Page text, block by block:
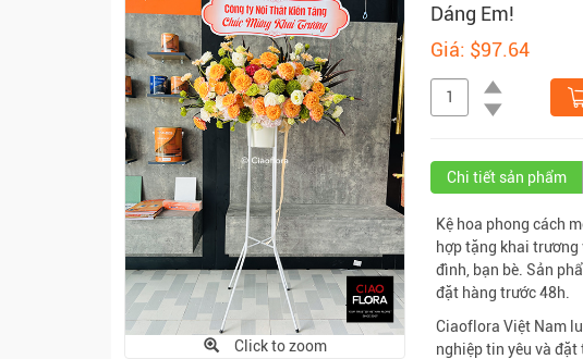
Click to zoom
Dáng Em!
Giá: $97.64
Chi tiết sản phẩm
Kệ hoa phong cách
hợp tặng khai
đình, bạn bè. Sản
đặt hàng trước 48h.
Ciaoflora Việt Nam
nghiệp tin yêu và đặt